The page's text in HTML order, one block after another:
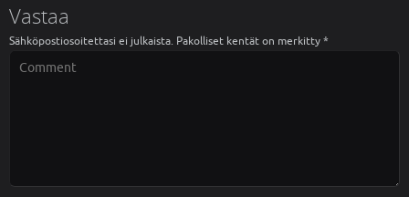
Vastaa
Sähköpostiosoitettasi ei julkaista. Pakolliset kentät on merkitty*